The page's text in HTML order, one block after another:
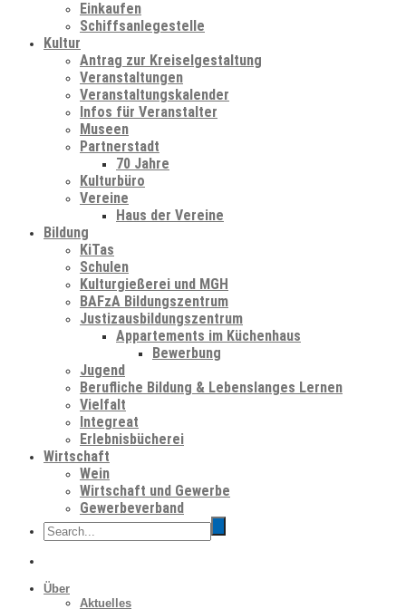
Einkaufen
Schiffsanlegestelle
Kultur
Antrag zur Kreiselgestaltung
Veranstaltungen
Veranstaltungskalender
Infos für Veranstalter
Museen
Partnerstadt
70 Jahre
Kulturbüro
Vereine
Haus der Vereine
Bildung
KiTas
Schulen
Kulturgießerei und MGH
BAFzA Bildungszentrum
Justizausbildungszentrum
Appartements im Küchenhaus
Bewerbung
Jugend
Berufliche Bildung & Lebenslanges Lernen
Vielfalt
Integreat
Erlebnisbücherei
Wirtschaft
Wein
Wirtschaft und Gewerbe
Gewerbeverband
Über
Aktuelles